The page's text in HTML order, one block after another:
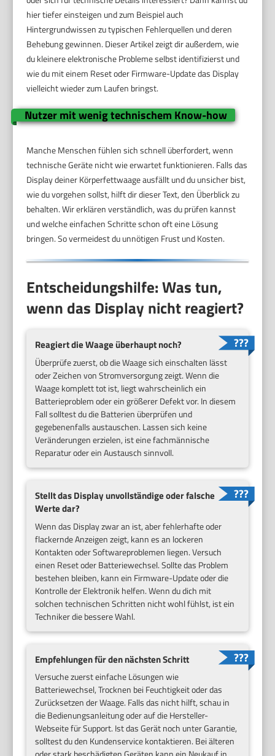
hier tiefer einsteigen und zum Beispiel auch
Hintergrundwissen zu typischen Fehlerquellen und deren
Behebung gewinnen. Dieser Artikel zeigt dir außerdem, wie
du kleinere elektronische Probleme selbst identifizierst und
wie du mit einem Reset oder Firmware-Update das Display
vielleicht wieder zum Laufen bringst.
Nutzer mit wenig technischem Know-how
Manche Menschen fühlen sich schnell überfordert, wenn
technische Geräte nicht wie erwartet funktionieren. Falls das
Display deiner Körperfettwaage ausfällt und du unsicher bist,
wie du vorgehen sollst, hilft dir dieser Text, den Überblick zu
behalten. Wir erklären verständlich, was du prüfen kannst
und welche einfachen Schritte schon oft eine Lösung
bringen. So vermeidest du unnötigen Frust und Kosten.
Entscheidungshilfe: Was tun,
wenn das Display nicht reagiert?
Reagiert die Waage überhaupt noch?
Überprüfe zuerst, ob die Waage sich einschalten lässt
oder Zeichen von Stromversorgung zeigt. Wenn die
Waage komplett tot ist, liegt wahrscheinlich ein
Batterieproblem oder ein größerer Defekt vor. In diesem
Fall solltest du die Batterien überprüfen und
gegebenenfalls austauschen. Lassen sich keine
Veränderungen erzielen, ist eine fachmännische
Reparatur oder ein Austausch sinnvoll.
Stellt das Display unvollständige oder falsche
Werte dar?
Wenn das Display zwar an ist, aber fehlerhafte oder
flackernde Anzeigen zeigt, kann es an lockeren
Kontakten oder Softwareproblemen liegen. Versuch
einen Reset oder Batteriewechsel. Sollte das Problem
bestehen bleiben, kann ein Firmware-Update oder die
Kontrolle der Elektronik helfen. Wenn du dich mit
solchen technischen Schritten nicht wohl fühlst, ist ein
Techniker die bessere Wahl.
Empfehlungen für den nächsten Schritt
Versuche zuerst einfache Lösungen wie
Batteriewechsel, Trocknen bei Feuchtigkeit oder das
Zurücksetzen der Waage. Falls das nicht hilft, schau in
die Bedienungsanleitung oder auf die Hersteller-
Webseite für Support. Ist das Gerät noch unter Garantie,
solltest du den Kundenservice kontaktieren. Bei älteren